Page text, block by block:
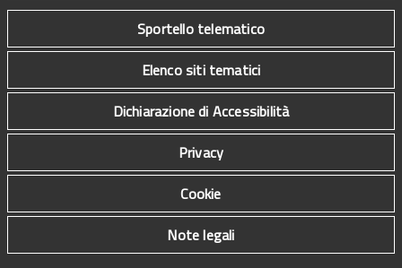
Sportello telematico
Elenco siti tematici
Dichiarazione di Accessibilità
Privacy
Cookie
Note legali